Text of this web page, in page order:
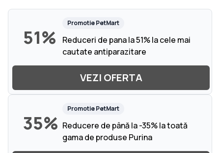
51%
PromotiePetMart
Reduceri de pana la 51% la cele mai
cautate antiparazitare
VEZI OFERTA
35%
PromotiePetMart
Reducere de până la -35% la toată
gama de produse Purina